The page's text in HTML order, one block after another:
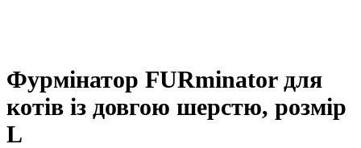
Фурмінатор FURminator для
котів із довгою шерстю, розмір
L